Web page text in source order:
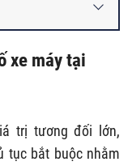
xe máy tại
trị tương đối lớn,
tục bắt buộc nhằm